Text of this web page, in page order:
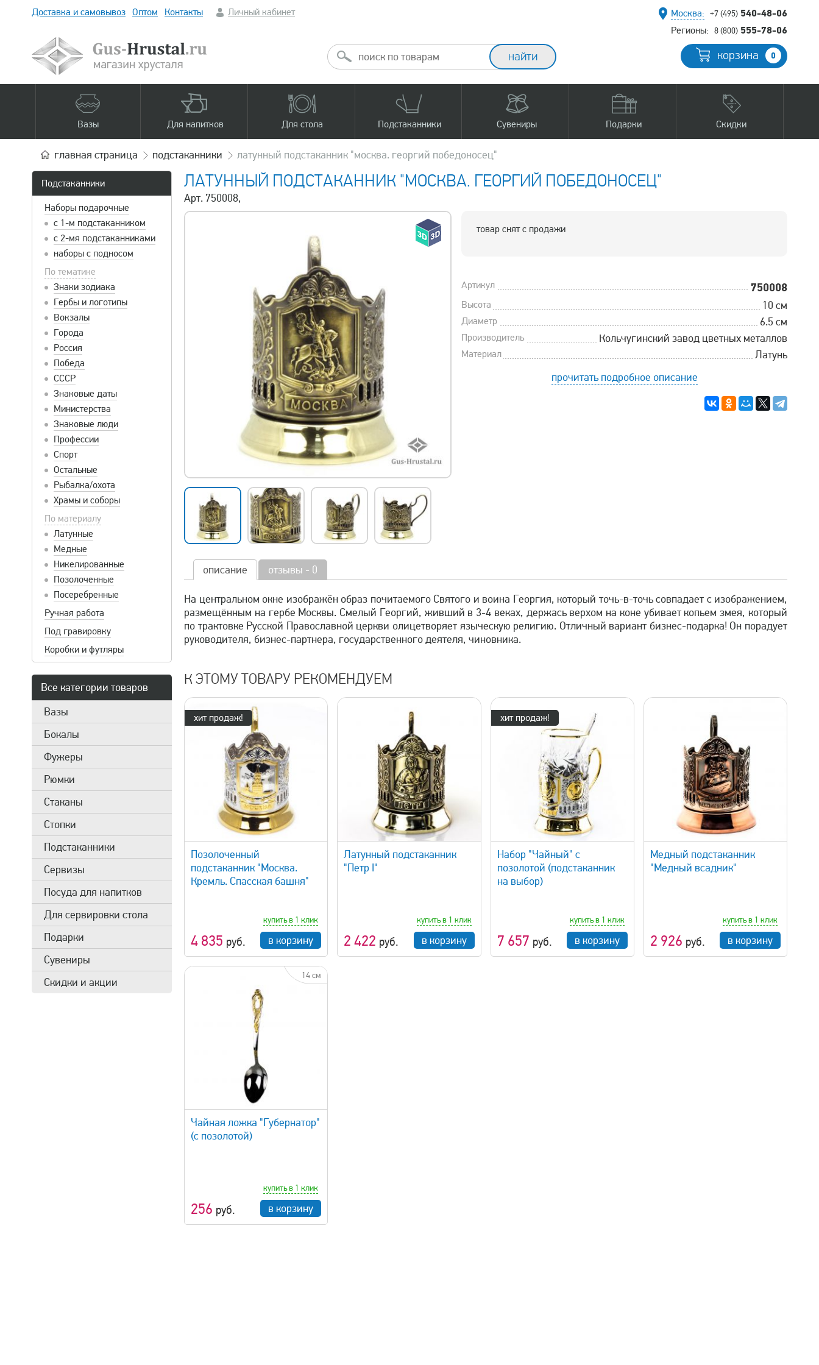
Доставка и самовывоз Оптом Контакты Личный кабинет Москва: +7 (495) 540-48-06
Регионы: 8 (800) 555-78-06
корзина 0
Вазы Для напитков Для стола Подстаканники Сувениры Подарки Скидки
главная страница подстаканники латунный подстаканник "москва. георгий победоносец"
Подстаканники
Наборы подарочные
с 1-м подстаканником
с 2-мя подстаканниками
наборы с подносом
По тематике
Знаки зодиака
Гербы и логотипы
Вокзалы
Города
Россия
Победа
СССР
Знаковые даты
Министерства
Знаковые люди
Профессии
Спорт
Остальные
Рыбалка/охота
Храмы и соборы
По материалу
Латунные
Медные
Никелированные
Позолоченные
Посеребренные
Ручная работа
Под гравировку
Коробки и футляры
Все категории товаров
Вазы
Бокалы
Фужеры
Рюмки
Стаканы
Стопки
Подстаканники
Сервизы
Посуда для напитков
Для сервировки стола
Подарки
Сувениры
Скидки и акции
ЛАТУННЫЙ ПОДСТАКАННИК "МОСКВА. ГЕОРГИЙ ПОБЕДОНОСЕЦ"
Арт. 750008,
товар снят с продажи
Артикул 750008
Высота 10 см
Диаметр 6.5 см
Производитель Кольчугинский завод цветных металлов
Материал
Латунь
прочитать подробное описание
описание отзывы - 0
На центральном окне изображён образ почитаемого Святого и воина Георгия, который точь-в-точь совпадает с изображением,
размещённым на гербе Москвы. Смелый Георгий, живший в 3-4 веках, держась верхом на коне убивает копьем змея, который
по трактовке Русской Православной церкви олицетворяет языческую религию. Отличный вариант бизнес-подарка! Он порадует
руководителя, бизнес-партнера, государственного деятеля, чиновника.
К ЭТОМУ ТОВАРУ РЕКОМЕНДУЕМ
хит продаж!
Позолоченный
подстаканник "Москва.
Кремль. Спасская башня"
4 835 руб.
купить в 1 клик
в корзину
быстрый просмотр
Латунный подстаканник
"Петр I"
2 422 руб.
купить в 1 клик
в корзину
хит продаж!
быстрый просмотр
Набор "Чайный" с
позолотой (подстаканник
на выбор)
7 657 руб.
купить в 1 клик
в корзину
быстрый просмотр
Медный подстаканник
"Медный всадник"
2 926 руб.
купить в 1 клик
в корзину
14 см
Чайная ложка "Губернатор"
(с позолотой)
256 руб.
купить в 1 клик
в корзину